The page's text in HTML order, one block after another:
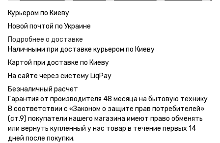
Курьером по Киеву
Новой почтой по Украине
Подробнее о доставке
Наличными при доставке курьером по Киеву
Картой при доставке по Киеву
На сайте через систему LiqPay
Безналичный расчет
Гарантия от производителя 48 месяца на бытовую технику
В соответствии с «Законом о защите прав потребителей»
(ст.9) покупатели нашего магазина имеют право обменять
или вернуть купленный у нас товар в течение первых 14
дней после покупки.